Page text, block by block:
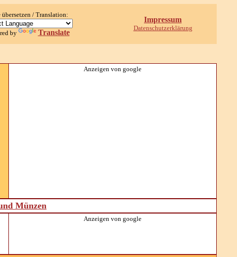
übersetzen / Translation:
by Translate
Impressum
Datenschutzerklärung
Anzeigen von google
Münzen
Anzeigen von google